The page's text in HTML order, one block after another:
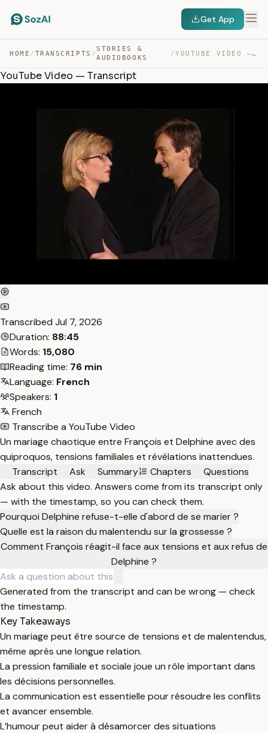
Get App
HOME / TRANSCRIPTS /
STORIES &
AUDIOBOOKS
/ YOUTUBE VIDEO — TRANSCRIPT
YouTube Video — Transcript
Transcribed Jul 7, 2026
Duration: 88:45
Words: 15,080
Reading time: 76 min
Language: French
Speakers: 1
French
Transcribe a YouTube Video
Un mariage chaotique entre François et Delphine avec des
quiproquos, tensions familiales et révélations inattendues.
Transcript
Ask Summary Chapters
Questions
Ask about this video. Answers come from its transcript only
— with the timestamp, so you can check them.
Pourquoi Delphine refuse-t-elle d'abord de se marier ?
Quelle est la raison du malentendu sur la grossesse ?
Comment François réagit-il face aux tensions et aux refus de
Delphine ?
Generated from the transcript and can be wrong — check
the timestamp.
Key Takeaways
Un mariage peut être source de tensions et de malentendus,
même après une longue relation.
La pression familiale et sociale joue un rôle important dans
les décisions personnelles.
La communication est essentielle pour résoudre les conflits
et avancer ensemble.
L’humour peut aider à désamorcer des situations